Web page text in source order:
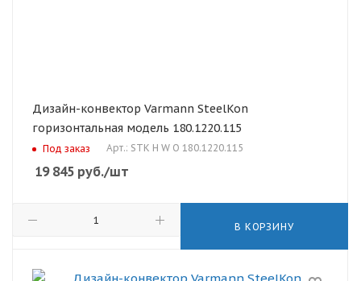
Дизайн-конвектор Varmann SteelKon
горизонтальная модель 180.1220.115
Под заказ Арт.: STK H W O 180.1220.115
19 845 руб./шт
В КОРЗИНУ